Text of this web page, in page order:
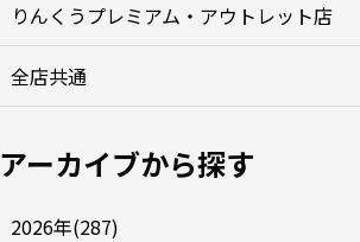
りんくうプレミアム・アウトレット店
全店共通
アーカイブから探す
2026年(287)